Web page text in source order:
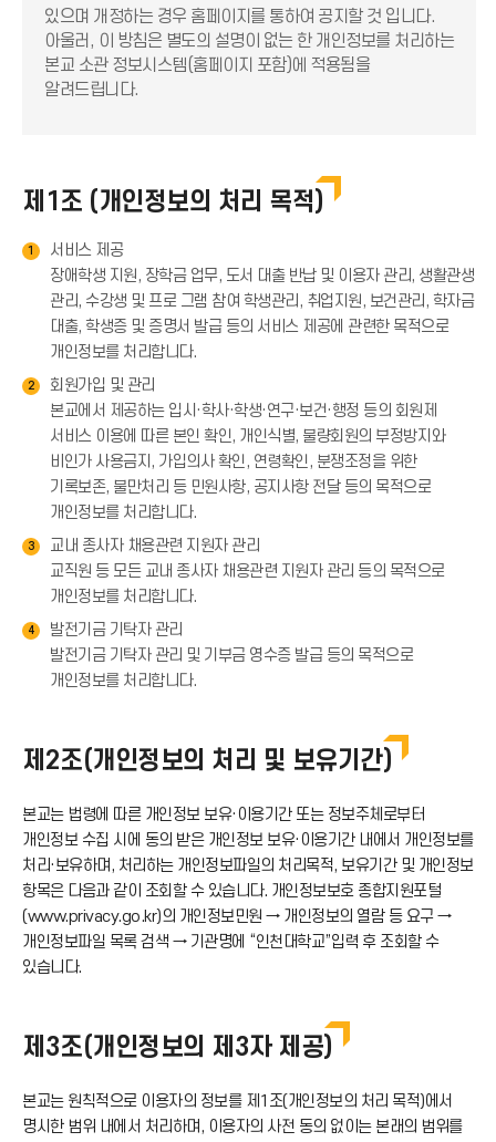
있으며 개정하는 경우 홈페이지를 통하여 공지할 것 입니다.
아울러, 이 방침은 별도의 설명이 없는 한 개인정보를 처리하는
본교 소관 정보시스템(홈페이지 포함)에 적용됨을
알려드립니다.
제1조 (개인정보의 처리 목적)
1
서비스 제공
장애학생 지원, 장학금 업무, 도서 대출 반납 및 이용자 관리, 생활관생
관리, 수강생 및 프로 그램 참여 학생관리, 취업지원, 보건관리, 학자금
대출, 학생증 및 증명서 발급 등의 서비스 제공에 관련한 목적으로
개인정보를 처리합니다.
2
회원가입 및 관리
본교에서 제공하는 입시·학사·학생·연구·보건·행정 등의 회원제
서비스 이용에 따른 본인 확인, 개인식별, 불량회원의 부정방지와
비인가 사용금지, 가입의사 확인, 연령확인, 분쟁조정을 위한
기록보존, 불만처리 등 민원사항, 공지사항 전달 등의 목적으로
개인정보를 처리합니다.
3
교내 종사자 채용관련 지원자 관리
교직원 등 모든 교내 종사자 채용관련 지원자 관리 등의 목적으로
개인정보를 처리합니다.
4
발전기금 기탁자 관리
발전기금 기탁자 관리 및 기부금 영수증 발급 등의 목적으로
개인정보를 처리합니다.
제2조(개인정보의 처리 및 보유기간)
본교는 법령에 따른 개인정보 보유·이용기간 또는 정보주체로부터
개인정보 수집 시에 동의 받은 개인정보 보유·이용기간 내에서 개인정보를
처리·보유하며, 처리하는 개인정보파일의 처리목적, 보유기간 및 개인정보
항목은 다음과 같이 조회할 수 있습니다. 개인정보보호 종합지원포털
(www.privacy.go.kr)의 개인정보민원 → 개인정보의 열람 등 요구 →
개인정보파일 목록 검색 → 기관명에 “인천대학교”입력 후 조회할 수
있습니다.
제3조(개인정보의 제3자 제공)
본교는 원칙적으로 이용자의 정보를 제1조(개인정보의 처리 목적)에서
명시한 범위 내에서 처리하며, 이용자의 사전 동의 없이는 본래의 범위를